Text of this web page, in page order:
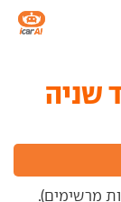
שניה
מרשימים).